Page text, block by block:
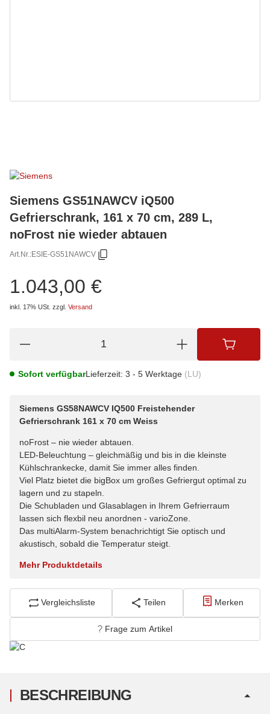
Siemens GS51NAWCV iQ500
Gefrierschrank, 161 x 70 cm, 289 L,
noFrost nie wieder abtauen
Art.Nr.:ESIE-GS51NAWCV
1.043,00 €
inkl. 17% USt. zzgl. Versand
Sofort verfügbarLieferzeit: 3 - 5 Werktage (LU)
Siemens GS58NAWCV IQ500 Freistehender
Gefrierschrank 161 x 70 cm Weiss
noFrost – nie wieder abtauen.
LED-Beleuchtung – gleichmäßig und bis in die kleinste
Kühlschrankecke, damit Sie immer alles finden.
Viel Platz bietet die bigBox um großes Gefriergut optimal zu
lagern und zu stapeln.
Die Schubladen und Glasablagen in Ihrem Gefrierraum
lassen sich flexbil neu anordnen - varioZone.
Das multiAlarm-System benachrichtigt Sie optisch und
akustisch, sobald die Temperatur steigt.
Mehr Produktdetails
Vergleichsliste Teilen Merken
Frage zum Artikel
BESCHREIBUNG